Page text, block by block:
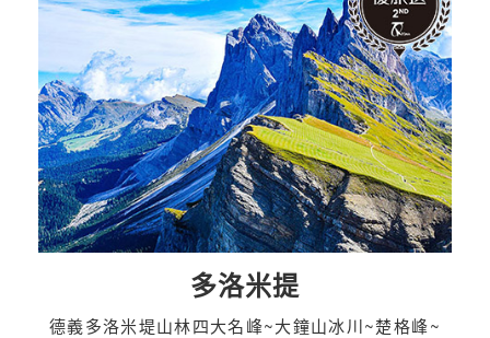
多洛米提
德義多洛米堤山林四大名峰~大鐘山冰川~楚格峰~